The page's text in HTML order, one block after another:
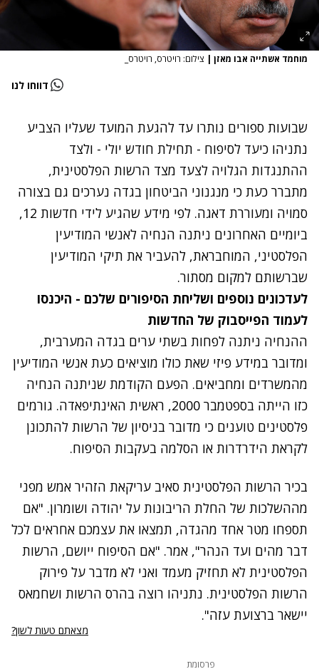
מוחמד אשתייה אבו מאזן | צילום: רויטרס, רויטרס_
דווחו לנו
שבועות ספורים נותרו עד להגעת המועד שעליו הצביע
נתניהו כיעד לסיפוח - תחילת חודש יולי - ולצד
ההתנגדות הגלויה לצעד מצד הרשות הפלסטינית,
מתברר כעת כי מנגנוני הביטחון בגדה נערכים גם בצורה
סמויה ומעוררת דאגה. לפי מידע שהגיע לידי חדשות 12,
ביומיים האחרונים ניתנה הנחיה לאנשי המודיעין
הפלסטיני, המוחבראת, להעביר את תיקי המודיעין
שברשותם למקום מסתור.
לעדכונים נוספים ושליחת הסיפורים שלכם - היכנסו
לעמוד הפייסבוק של החדשות
ההנחיה ניתנה לפחות בשתי ערים בגדה המערבית,
ומדובר במידע פיזי שאת כולו מוציאים כעת אנשי המודיעין
מהמשרדים ומחביאים. הפעם הקודמת שניתנה הנחיה
כזו הייתה בספטמבר 2000, ראשית האינתיפאדה. גורמים
פלסטינים טוענים כי מדובר בניסיון של הרשות להתכונן
לקראת הידרדרות או הסלמה בעקבות הסיפוח.
בכיר הרשות הפלסטינית סאיב עריקאת הזהיר אמש מפני
מההשלכות של החלת הריבונות על יהודה ושומרון. "אם
תספחו מטר אחד מהגדה, תמצאו את עצמכם אחראים לכל
דבר מהים ועד הנהר", אמר. "אם הסיפוח ייושם, הרשות
הפלסטינית לא תחזיק מעמד ואני לא מדבר על פירוק
הרשות הפלסטינית. נתניהו רוצה בהרס הרשות ושחמאס
יישאר ברצועת עזה".
מצאתם טעות לשון?
פרסומת